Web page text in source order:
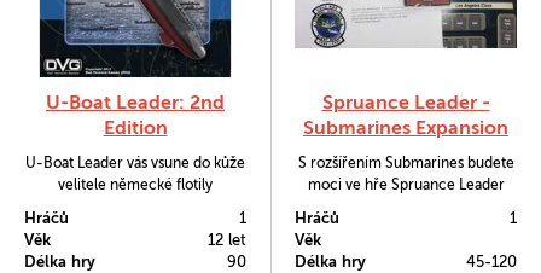
U-Boat Leader: 2nd
Edition
U-Boat Leader vás vsune do kůže
velitele německé flotily
zásadní Bitvy o Atlantik, jež zuřila
mezi lety 1939 a 1943.
Hráčů
1
Věk
12 let
Délka hry
90
Spruance Leader -
Submarines Expansion
S rozšířením Submarines budete
moci ve hře Spruance Leader
osamocená atomová ponorka.
Hráčů
1
Věk
Délka hry
45-120